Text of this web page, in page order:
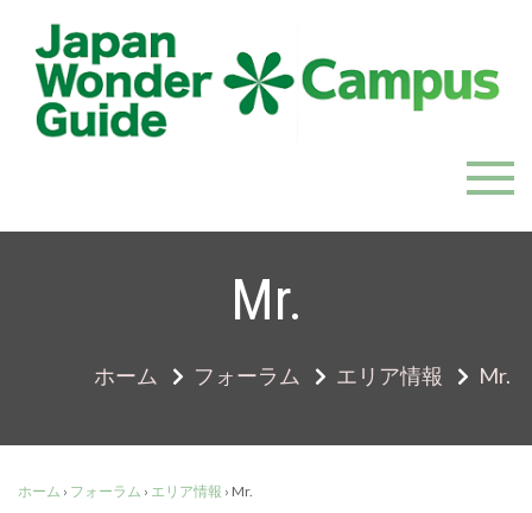
content
JapanWonderGuide Campus
「日本のガイドの質を世界一に」を目指すガイドコミ
Mr.
ホーム フォーラム エリア情報 Mr.
ホーム › フォーラム › エリア情報 › Mr.